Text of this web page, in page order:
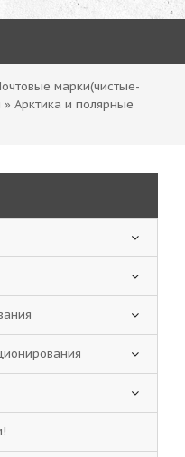
марки(чистые-
» Арктика и полярные